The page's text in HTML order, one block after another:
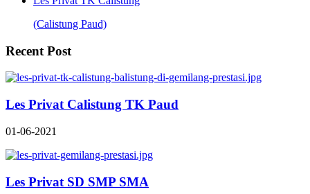
(Calistung Paud)
Recent Post
Les Privat Calistung TK Paud
01-06-2021
Les Privat SD SMP SMA